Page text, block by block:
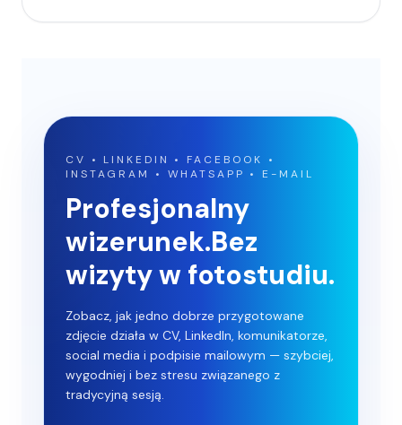
CV • LINKEDIN • FACEBOOK •
INSTAGRAM • WHATSAPP • E-MAIL
Profesjonalny
wizerunek.Bez
wizyty w fotostudiu.
Zobacz, jak jedno dobrze przygotowane
zdjęcie działa w CV, LinkedIn, komunikatorze,
social media i podpisie mailowym — szybciej,
wygodniej i bez stresu związanego z
tradycyjną sesją.